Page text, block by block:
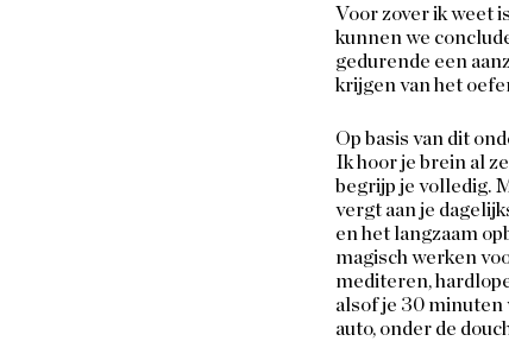
Voor zover ik weet
kunnen we
gedurende een
krijgen van het
Op basis van dit
Ik hoor je brein al
begrijp je volledig.
vergt aan je
en het langzaam
magisch werken
mediteren,
alsof je 30 minuten
auto, onder de